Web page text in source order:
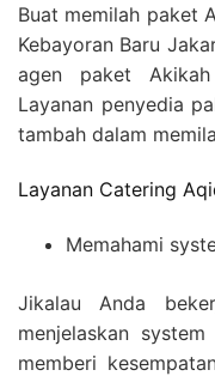
Buat memilah paket
Kebayoran Baru
agen paket
Layanan penyedia
tambah dalam
Layanan Catering
Memahami
Jikalau Anda
menjelaskan
memberi